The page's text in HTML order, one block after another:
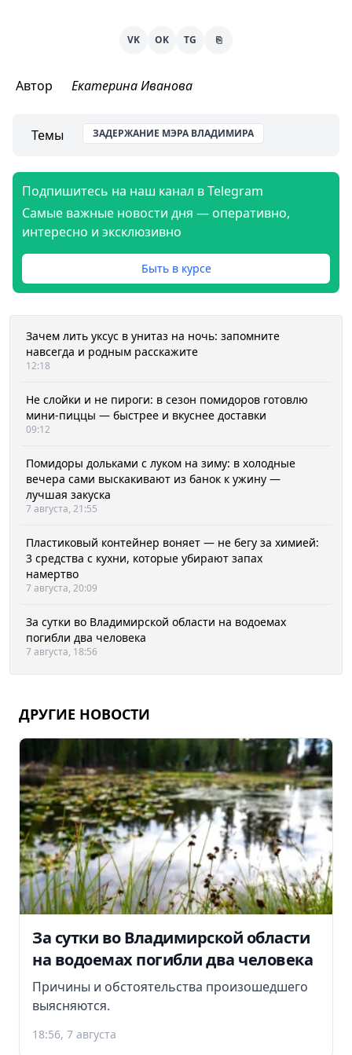
VK OK TG ⎘
Автор Екатерина Иванова
Темы ЗАДЕРЖАНИЕ МЭРА ВЛАДИМИРА
Подпишитесь на наш канал в Telegram
Самые важные новости дня — оперативно,
интересно и эксклюзивно
Быть в курсе
Зачем лить уксус в унитаз на ночь: запомните
навсегда и родным расскажите
12:18
Не слойки и не пироги: в сезон помидоров готовлю
мини-пиццы — быстрее и вкуснее доставки
09:12
Помидоры дольками с луком на зиму: в холодные
вечера сами выскакивают из банок к ужину —
лучшая закуска
7 августа, 21:55
Пластиковый контейнер воняет — не бегу за химией:
3 средства с кухни, которые убирают запах
намертво
7 августа, 20:09
За сутки во Владимирской области на водоемах
погибли два человека
7 августа, 18:56
ДРУГИЕ НОВОСТИ
За сутки во Владимирской области
на водоемах погибли два человека
Причины и обстоятельства произошедшего
выясняются.
18:56, 7 августа